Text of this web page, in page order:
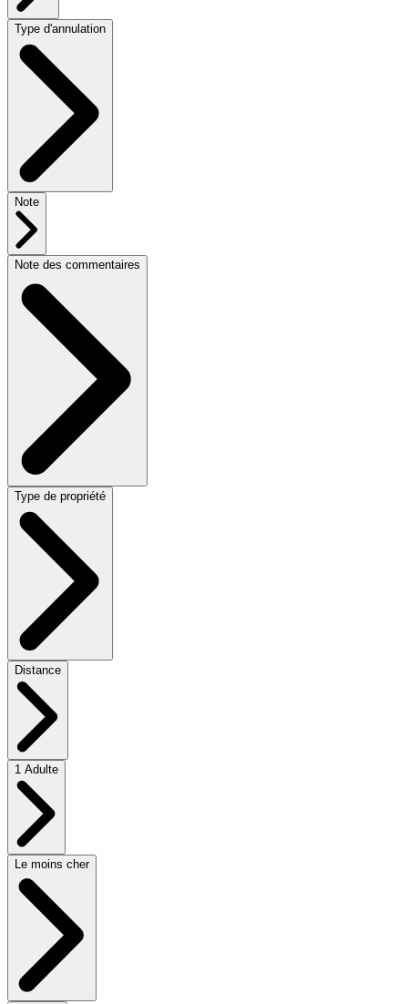
Type d'annulation
Note
Note des commentaires
Type de propriété
Distance
1 Adulte
Le moins cher